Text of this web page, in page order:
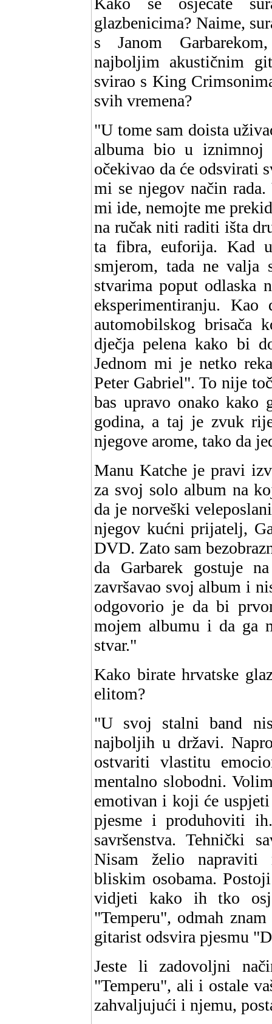
glazbenicima? Naime,
s Janom
najboljim akustičnim
svirao s King
svih vremena?
"U tome sam doista
albuma bio u iznimnoj
očekivao da će odsvirati
mi se njegov način
mi ide, nemojte me
na ručak niti raditi išta
ta fibra, euforija. Kad
smjerom, tada ne valja
stvarima poput odlaska
eksperimentiranju.
automobilskog
dječja pelena kako bi
Jednom mi je netko
Peter Gabriel". To nije
bas upravo onako kako
godina, a taj je zvuk
njegove arome, tako da
Manu Katche je pravi
za svoj solo album na
da je norveški
njegov kućni prijatelj,
DVD. Zato sam
da Garbarek gostuje
završavao svoj album i
odgovorio je da bi
mojem albumu i da ga
stvar."
Kako birate hrvatske
elitom?
"U svoj stalni band
najboljih u državi.
ostvariti vlastitu
mentalno slobodni.
emotivan i koji će
pjesme i produhoviti
savršenstva. Tehnički
Nisam želio napraviti
bliskim osobama.
vidjeti kako ih tko
"Temperu", odmah
gitarist odsvira pjesmu
Jeste li zadovoljni
"Temperu", ali i ostale
zahvaljujući i njemu,